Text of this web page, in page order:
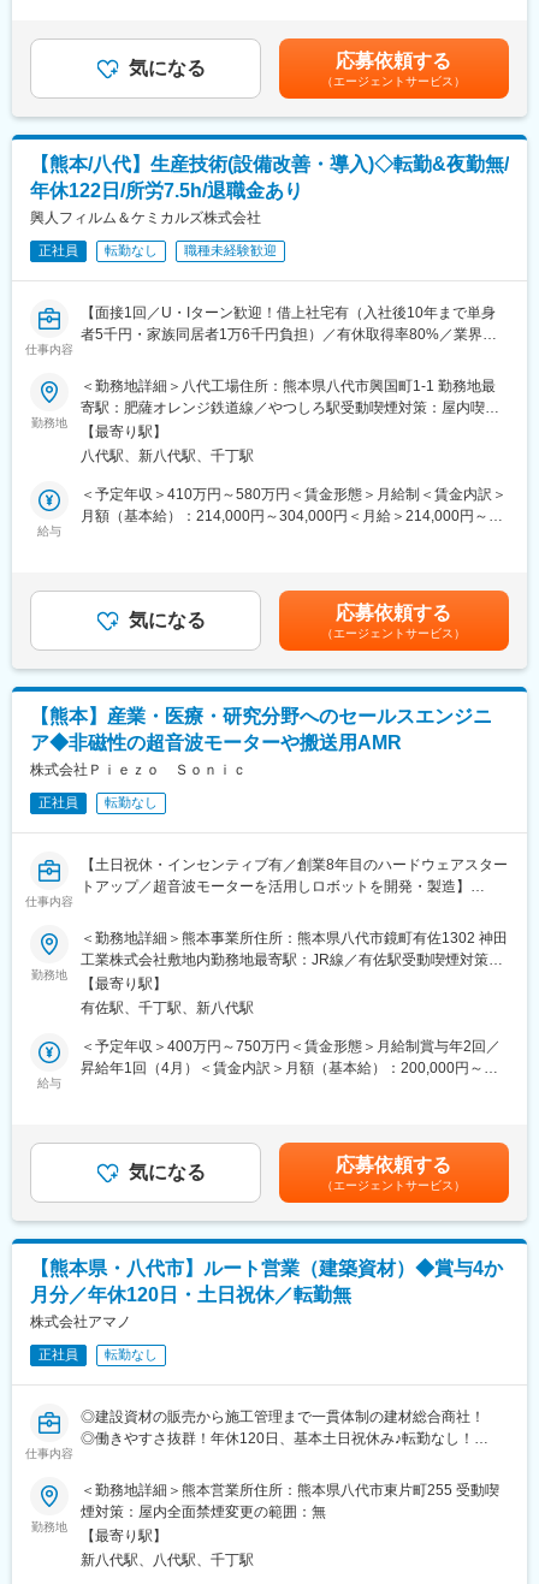
た取引実績があります。海外大手企業からの引き合いも増加中
で、韓国・中国を中心とした海外市場へのシェア拡大を目指し、
設備投資も積極的に進行中です。
※主要取引先：花王株式会社、大日本印刷株式会社、東洋水産株式
会社、TOPPAN株式会社、日清食品株式会社、三菱商事株式会
社、株式会社ヤクルト本社等
変更の範囲：会社の定める業務
る可能性がございます。(実態として発生したのは3年間で2回の
み)
5,000円（但し、賃料5万円まで）、家族同居者は1万6,000円負担
（但し、賃料8万円まで）
・有給：最高付与日数20日／有給取得率80%
・退職金制度：職務等級、勤続年数、職位等によるポイント上乗
せ制度です。※モデルケースで1500万円程度
■当社の魅力
・当社はカップラーメンの包装、レトルト食品のパウチ、洗剤や
シャンプーの詰め替え容器など私たちの生活に密接に関わる製品
の包装に使用されるフィルムを製造しています。当社独自の技術
製品の開発にも積極的に取り組んでいます。
・技術力と品質の高さが評価され、国内外の大手企業との安定し
た取引実績があります。海外大手企業からの引き合いも増加中
設備投資も積極的に進行中です。
変更の範囲：会社の定める業務
額であり、選考を通じて上下する可能性があります。月給(月額)は
固定手当を含めた表記です。
気になる 応募依頼する
（エージェントサービス）
【熊本/八代】生産技術(設備改善・導入)◇転勤&夜勤無/
年休122日/所労7.5h/退職金あり
興人フィルム＆ケミカルズ株式会社
正社員 転勤なし 職種未経験歓迎
仕事内容
【面接1回／U・Iターン歓迎！借上社宅有（入社後10年まで単身
者5千円・家族同居者1万6千円負担）／有休取得率80%／業界ト
の安定した取引実績◎】
■業務内容：
当社八代工場にて、製造技術職として下記業務をお任せいたしま
す。
・フィルムの生産性改善等を製造条件面や設備面から検討
・製造部門や機械設計者を巻き込み、業務推進
■入社後について：
入社後はOJTにて業務を覚えていただきます。新しい技術に関し
ては展示会にて知識を習得する機会もございます。
将来的には、主にプラスチックフィルム製造ラインのコスト削
減・品質改善・原料変更等の業務を担当いただくことを期待しま
す。
■充実した福利厚生
・借上社宅制度：入社後10年まで、単身者は賃料自己負担は
5,000円（但し、賃料5万円まで）、家族同居者は1万6,000円負担
（但し、賃料8万円まで）
・退職金制度：職務等級、勤続年数、職位等によるポイント上乗
せ制度です。※モデルケースで1500万円程度
■当社の魅力
・当社は包装用フィルムの分野で国内トップクラスのシェアを誇
るメーカーです。カップラーメンの包装、レトルト食品のパウ
関わる製品の包装に使用されるフィルムを製造しています。当社
独自の技術を駆使し、近年ではリチウムイオン電池向けのフィル
た取引実績があります。海外大手企業からの引き合いも増加中
で、韓国・中国を中心とした海外市場へのシェア拡大を目指し、
設備投資も積極的に進行中です。
※主要取引先：花王株式会社、大日本印刷株式会社、東洋水産株式
会社、TOPPAN株式会社、日清食品株式会社、三菱商事株式会
社、株式会社ヤクルト本社等
変更の範囲：会社の定める業務
勤務地
＜勤務地詳細＞八代工場住所：熊本県八代市興国町1-1 勤務地最
寄駅：肥薩オレンジ鉄道線／やつしろ駅受動喫煙対策：屋内喫煙
可能場所あり変更の範囲：会社の定める事業所
【最寄り駅】
八代駅、新八代駅、千丁駅
給与
＜予定年収＞410万円～580万円＜賃金形態＞月給制＜賃金内訳＞
月額（基本給）：214,000円～304,000円＜月給＞214,000円～
額であり、選考を通じて上下する可能性があります。月給(月額)は
固定手当を含めた表記です。
気になる 応募依頼する
（エージェントサービス）
【熊本】産業・医療・研究分野へのセールスエンジニ
ア◆非磁性の超音波モーターや搬送用AMR
株式会社Ｐｉｅｚｏ Ｓｏｎｉｃ
正社員 転勤なし
仕事内容
【土日祝休・インセンティブ有／創業8年目のハードウェアスター
トアップ／超音波モーターを活用しロボットを開発・製造】
■募集背景
当社は創業8年目、社員の平均年齢が約38歳（計16名）のモータ
ーとロボットの開発・製造を行うハードウェアスタートアップで
す。
『モーターとロボティクス技術で人の生活を支え、「ケガや病気
になっても楽しめる生活ができる社会」の実現』を目指し、創業
しました。
■業務内容
・問い合わせのあったお客様に対する顧客ニーズのヒアリング
・ピエゾソニックモーターや搬送用AMR：Mighty（当社製品）の
■働き方
基本的にはほぼ毎日顧客先での営業活動を行います。
東名阪エリア、九州を中心に回ります。泊りを含む出張は1~2回
／年です。
■事業特徴
<超音波モーター（ピエゾソニックモーター）事業>
小型・軽量・高トルクが特徴のピエゾソニックモーターは、保持
維持に電力を必要としないこともありJAXAの探査機器用モーター
・高出力：同サイズのDCモーターと比較して約10倍の力を発揮。
・待機電力ゼロ：摩擦を利用した回転原理により、待機電力ゼロ
で最大トルクを保持可能。
・磁場環境での利用：電磁力を使用しないため、MRIや半導体製
勤務地
＜勤務地詳細＞熊本事業所住所：熊本県八代市鏡町有佐1302 神田
工業株式会社敷地内勤務地最寄駅：JR線／有佐駅受動喫煙対策：
屋内全面禁煙
【最寄り駅】
有佐駅、千丁駅、新八代駅
給与
＜予定年収＞400万円～750万円＜賃金形態＞月給制賞与年2回／
昇給年1回（4月）＜賃金内訳＞月額（基本給）：200,000円～
手当＞有＜給与補足＞◇歩合（売上金額の10%）※搬送・検査用
AMRを年間4台の販売※当月の売上金額（担当分）の5%を翌月末
日に支給（銀行振込）、お客様からの入金完了後、翌月末に該当
する売上金額の5%を支給（合計として、売上金額の10%が歩合と
して入金）※量産案件については複数人が対応するため、別途賞与
で対応予定賃金はあくまでも目安の金額であり、選考を通じて上
下する可能性があります。月給(月額)は固定手当を含めた表記で
す。
気になる 応募依頼する
（エージェントサービス）
【熊本県・八代市】ルート営業（建築資材）◆賞与4か
月分／年休120日・土日祝休／転勤無
株式会社アマノ
正社員 転勤なし
仕事内容
◎建設資材の販売から施工管理まで一貫体制の建材総合商社！
◎働きやすさ抜群！年休120日、基本土日祝休み♪転勤なし！
■業務内容：
建材総合商社である当社にて、営業（既存メイン）としてご活躍
いただきます。大手ゼネコン／道路会社から一次下請けとして、
専門工事の受注業務や建設現場に必要な資材の販売業務をお任せ
いたします。
勤務地
＜勤務地詳細＞熊本営業所住所：熊本県八代市東片町255 受動喫
煙対策：屋内全面禁煙変更の範囲：無
【最寄り駅】
新八代駅、八代駅、千丁駅